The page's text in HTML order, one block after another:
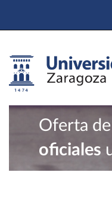
Oferta de
oficiales